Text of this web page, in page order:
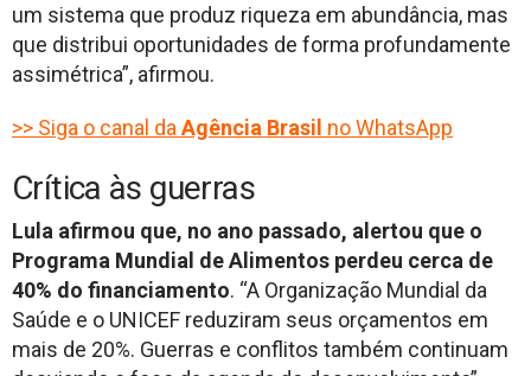
um sistema que produz riqueza em abundância, mas
que distribui oportunidades de forma profundamente
assimétrica”, afirmou.
>> Siga o canal da Agência Brasil no WhatsApp
Crítica às guerras
Lula afirmou que, no ano passado, alertou que o
Programa Mundial de Alimentos perdeu cerca de
40% do financiamento. “A Organização Mundial da
Saúde e o UNICEF reduziram seus orçamentos em
mais de 20%. Guerras e conflitos também continuam